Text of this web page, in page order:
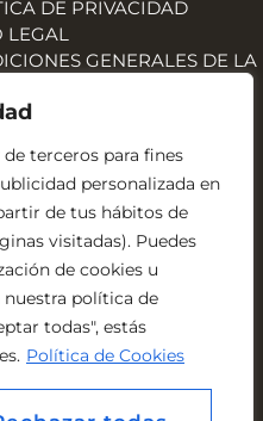
terceros para fines
personalizada en
de tus hábitos de
visitadas). Puedes
de cookies u
política de
todas", estás
Política de Cookies
DE PRIVACIDAD
LEGAL
GENERALES DE LA
DEVOLUCIONES Y
DE COOKIES
DE
– NextGeneration EU